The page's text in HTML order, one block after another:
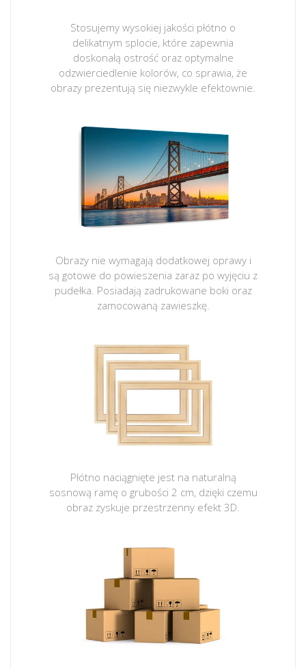
Stosujemy wysokiej jakości płótno o
delikatnym splocie, które zapewnia
doskonałą ostrość oraz optymalne
odzwierciedlenie kolorów, co sprawia, że
obrazy prezentują się niezwykle efektownie.
Obrazy nie wymagają dodatkowej oprawy i
są gotowe do powieszenia zaraz po wyjęciu z
pudełka. Posiadają zadrukowane boki oraz
zamocowaną zawieszkę.
Płótno naciągnięte jest na naturalną
sosnową ramę o grubości 2 cm, dzięki czemu
obraz zyskuje przestrzenny efekt 3D.